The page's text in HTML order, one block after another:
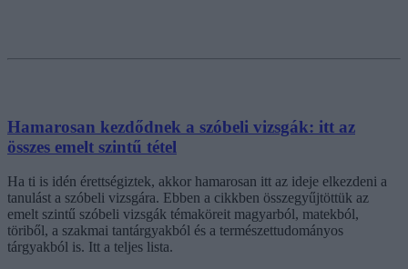
Hamarosan kezdődnek a szóbeli vizsgák: itt az
összes emelt szintű tétel
Ha ti is idén érettségiztek, akkor hamarosan itt az ideje elkezdeni a
tanulást a szóbeli vizsgára. Ebben a cikkben összegyűjtöttük az
emelt szintű szóbeli vizsgák témaköreit magyarból, matekból,
töriből, a szakmai tantárgyakból és a természettudományos
tárgyakból is. Itt a teljes lista.